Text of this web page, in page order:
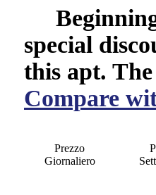
Beginning
special
this apt.
Compare
Prezzo
Giornaliero